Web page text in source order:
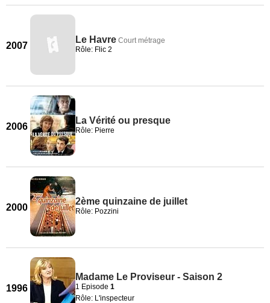
2007
Le Havre Court métrage
Rôle: Flic 2
2006
La Vérité ou presque
Rôle: Pierre
2000
2ème quinzaine de juillet
Rôle: Pozzini
1996
Madame Le Proviseur - Saison 2
1 Episode 1
Rôle: L'inspecteur